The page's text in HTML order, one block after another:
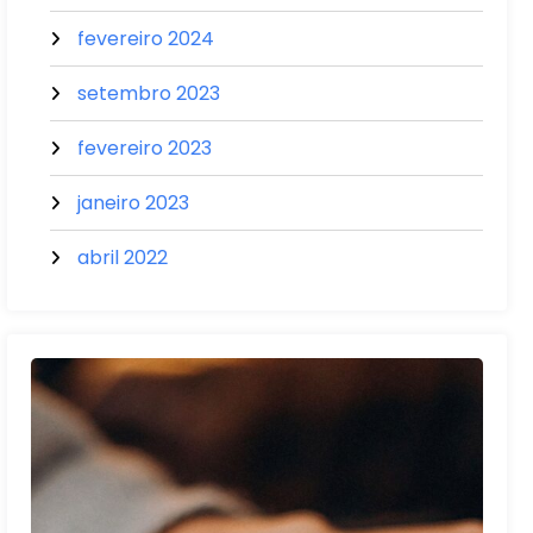
fevereiro 2024
setembro 2023
fevereiro 2023
janeiro 2023
abril 2022